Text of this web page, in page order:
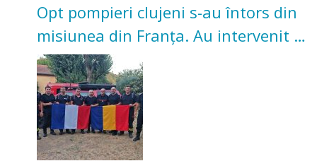
Opt pompieri clujeni s-au întors din
misiunea din Franța. Au intervenit la
incendii de vegetație și pădure